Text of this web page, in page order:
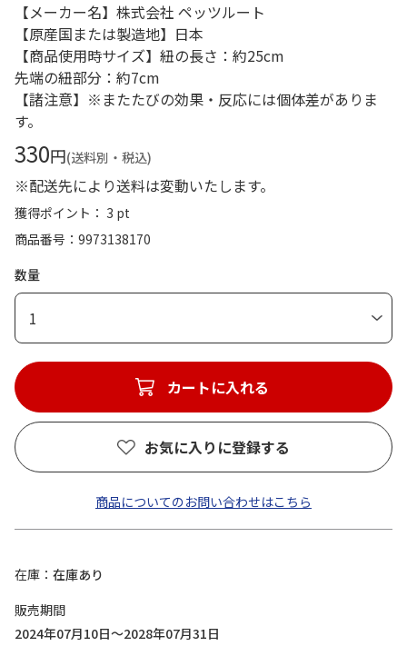
【メーカー名】株式会社 ペッツルート
【原産国または製造地】日本
【商品使用時サイズ】紐の長さ：約25cm
先端の紐部分：約7cm
【諸注意】※またたびの効果・反応には個体差がありま
す。
330円(送料別・税込)
※配送先により送料は変動いたします。
獲得ポイント： 3 pt
商品番号
9973138170
数量
1
カートに入れる
お気に入りに登録する
商品についてのお問い合わせはこちら
在庫
在庫あり
販売期間
2024年07月10日～2028年07月31日